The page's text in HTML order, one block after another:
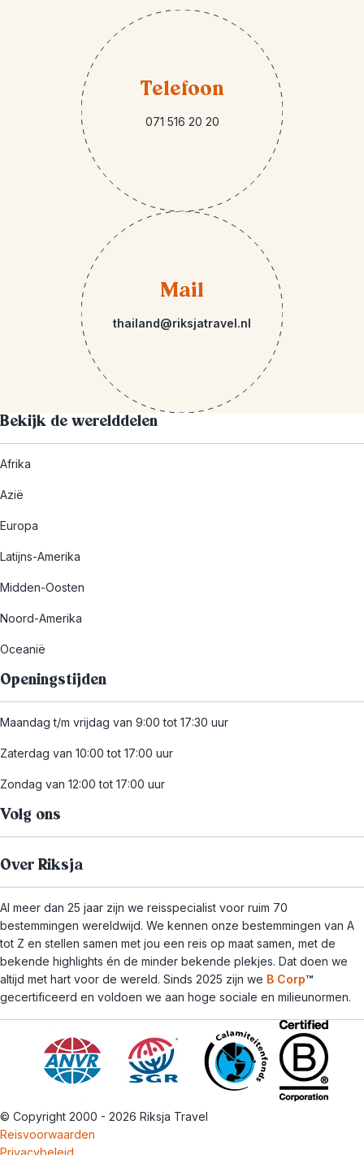
Telefoon
071 516 20 20
Mail
thailand@riksjatravel.nl
Bekijk de werelddelen
Afrika
Azië
Europa
Latijns-Amerika
Midden-Oosten
Noord-Amerika
Oceanië
Openingstijden
Maandag t/m vrijdag van 9:00 tot 17:30 uur
Zaterdag van 10:00 tot 17:00 uur
Zondag van 12:00 tot 17:00 uur
Volg ons
Over Riksja
Al meer dan 25 jaar zijn we reisspecialist voor ruim 70
bestemmingen wereldwijd. We kennen onze bestemmingen van A
tot Z en stellen samen met jou een reis op maat samen, met de
bekende highlights én de minder bekende plekjes. Dat doen we
altijd met hart voor de wereld. Sinds 2025 zijn we B Corp™
gecertificeerd en voldoen we aan hoge sociale en milieunormen.
© Copyright 2000 - 2026 Riksja Travel
Reisvoorwaarden
Privacybeleid